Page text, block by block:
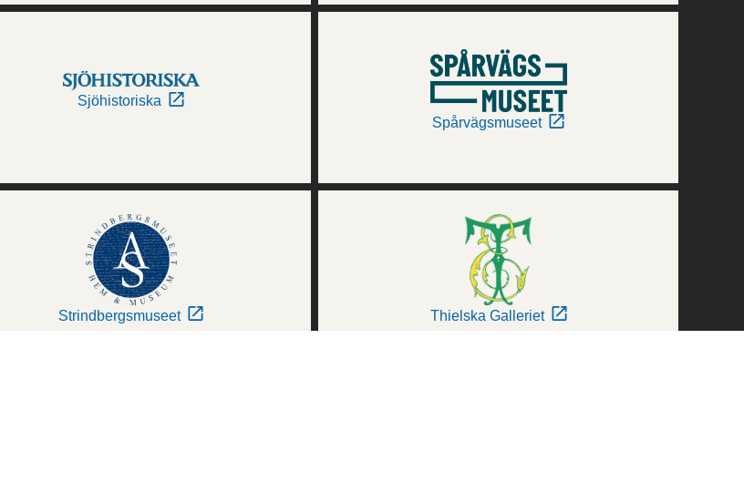
Sjöhistoriska
Spårvägsmuseet
Strindbergsmuseet Thielska Galleriet